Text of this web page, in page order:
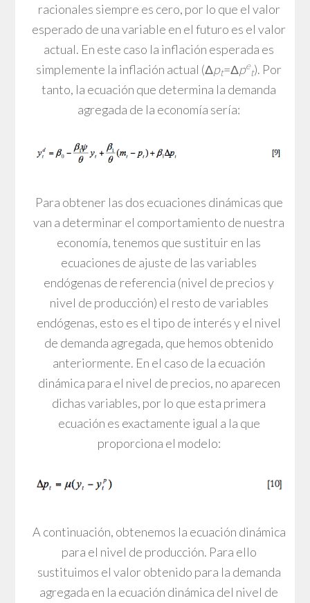
racionales siempre es cero, por lo que el valor
esperado de una variable en el futuro es el valor
actual. En este caso la inflación esperada es
simplemente la inflación actual (Δpt=Δpe
t). Por
tanto, la ecuación que determina la demanda
agregada de la economía sería:
Para obtener las dos ecuaciones dinámicas que
van a determinar el comportamiento de nuestra
economía, tenemos que sustituir en las
ecuaciones de ajuste de las variables
endógenas de referencia (nivel de precios y
nivel de producción) el resto de variables
endógenas, esto es el tipo de interés y el nivel
de demanda agregada, que hemos obtenido
anteriormente. En el caso de la ecuación
dinámica para el nivel de precios, no aparecen
dichas variables, por lo que esta primera
ecuación es exactamente igual a la que
proporciona el modelo:
A continuación, obtenemos la ecuación dinámica
para el nivel de producción. Para ello
sustituimos el valor obtenido para la demanda
agregada en la ecuación dinámica del nivel de